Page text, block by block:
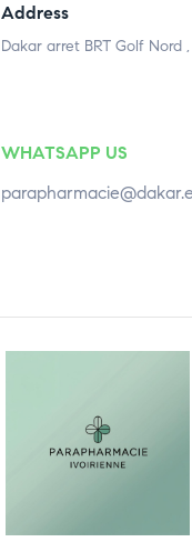
Address
Dakar arret BRT Golf Nord
WHATSAPP US